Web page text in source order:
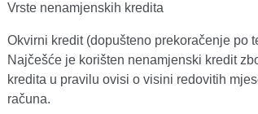
Vrste nenamjenskih kredita
Okvirni kredit (dopušteno prekoračenje po
Najčešće je korišten nenamjenski kredit
kredita u pravilu ovisi o visini redovitih
računa.